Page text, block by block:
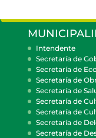
Intendente
Secretaría de
Secretaría de
Secretaría de
Secretaría de
Secretaría de
Secretaría de
Secretaría de
Secretaría de